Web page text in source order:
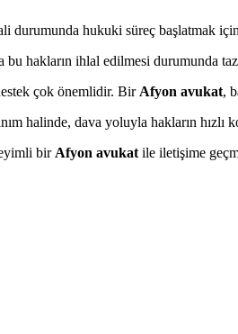
durumunda hukuki süreç başlatmak
hakların ihlal edilmesi durumunda
çok önemlidir. Bir Afyon avukat,
halinde, dava yoluyla hakların hızlı
bir Afyon avukat ile iletişime